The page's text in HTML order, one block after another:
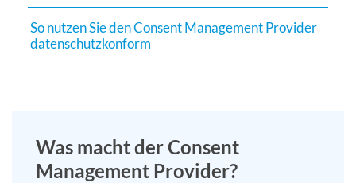
Touch-
und
So nutzen Sie den Consent Management Provider
datenschutzkonform
Was macht der Consent
Management Provider?